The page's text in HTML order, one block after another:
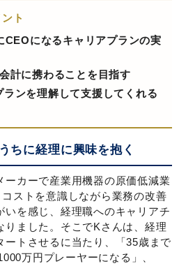
ト
CEOになるキャリアプランの実
計に携わることを目指す
ンを理解して支援してくれる
ちに経理に興味を抱く
ーカーで産業用機器の原価低減業
ストを意識しながら業務の改善
いを感じ、経理職へのキャリアチ
りました。そこでKさんは、経理
ートさせるに当たり、「35歳まで
万円プレーヤーになる」、